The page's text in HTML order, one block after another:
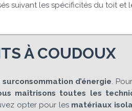
suivant les spécificités du toit et
À COUDOUX
surconsommation d’énergie .
maîtrisons toutes les
opter pour les matériaux